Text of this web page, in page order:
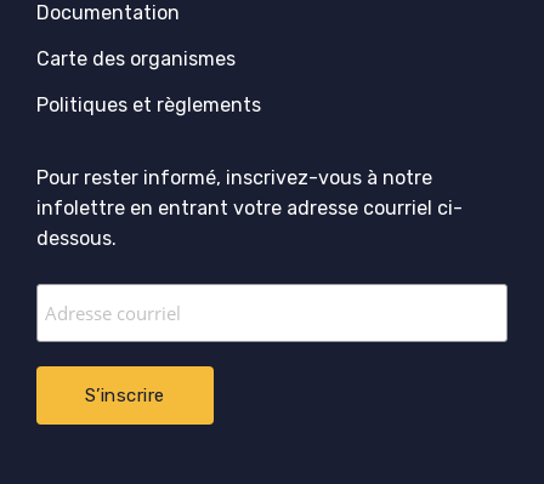
Documentation
Carte des organismes
Politiques et règlements
Pour rester informé, inscrivez-vous à notre
infolettre en entrant votre adresse courriel ci-
dessous.